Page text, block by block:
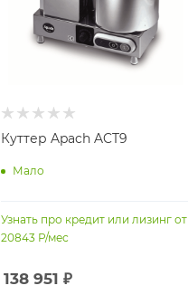
Куттер Apach ACT9
Мало
Узнать про кредит или лизинг от
20843 Р/мес
138 951 ₽